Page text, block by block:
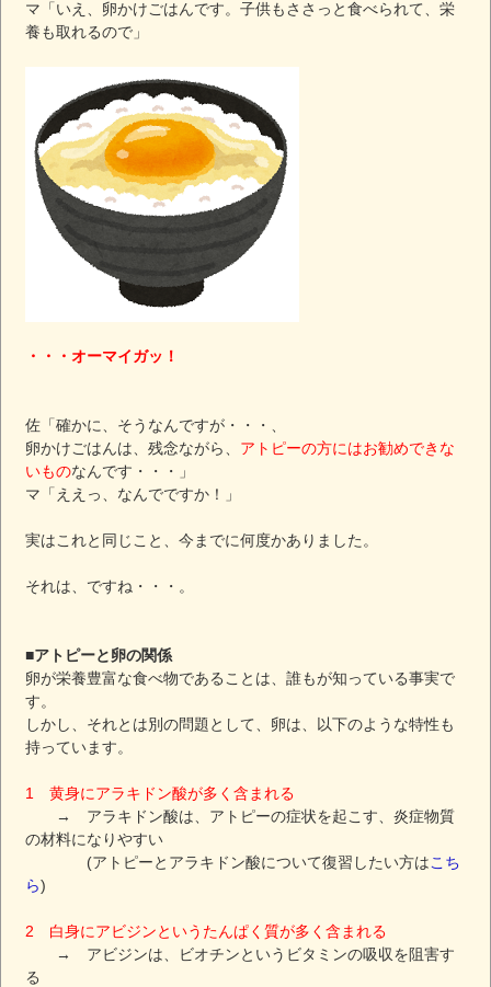
マ「いえ、卵かけごはんです。子供もささっと食べられて、栄
養も取れるので」
・・・オーマイガッ！
佐「確かに、そうなんですが・・・、
卵かけごはんは、残念ながら、 アトピーの方にはお勧めできな
いものなんです・・・」
マ「ええっ、なんでですか！」
実はこれと同じこと、今までに何度かありました。
それは、ですね・・・。
■アトピーと卵の関係
卵が栄養豊富な食べ物であることは、誰もが知っている事実で
す。
しかし、それとは別の問題として、卵は、以下のような特性も
持っています。
1 黄身にアラキドン酸が多く含まれる
→ アラキドン酸は、アトピーの症状を起こす、炎症物質
の材料になりやすい
(アトピーとアラキドン酸について復習したい方はこち
ら)
2 白身にアビジンというたんぱく質が多く含まれる
→ アビジンは、ビオチンというビタミンの吸収を阻害す
る